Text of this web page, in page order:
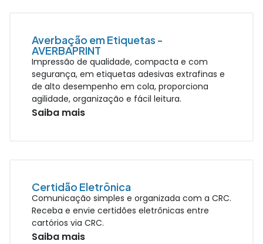
Averbação em Etiquetas -
AVERBAPRINT
Impressão de qualidade, compacta e com
segurança, em etiquetas adesivas extrafinas e
de alto desempenho em cola, proporciona
agilidade, organização e fácil leitura.
Saiba mais
Certidão Eletrônica
Comunicação simples e organizada com a CRC.
Receba e envie certidões eletrônicas entre
cartórios via CRC.
Saiba mais